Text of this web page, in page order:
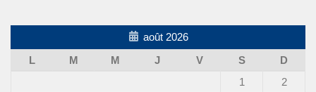
août 2026
L
M M J V S
D
1
2